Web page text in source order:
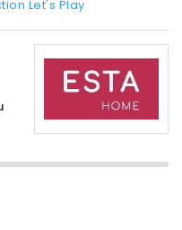
Let's Play